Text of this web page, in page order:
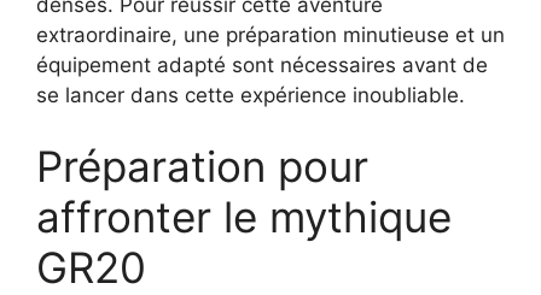
extraordinaire, une préparation minutieuse et un
équipement adapté sont nécessaires avant de
se lancer dans cette expérience inoubliable.
Préparation pour
affronter le mythique
GR20